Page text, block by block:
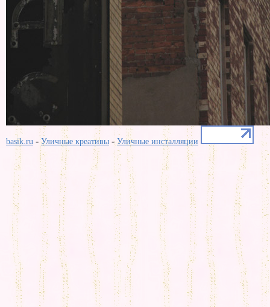
basik.ru -Уличные креативы - Уличные инсталляции